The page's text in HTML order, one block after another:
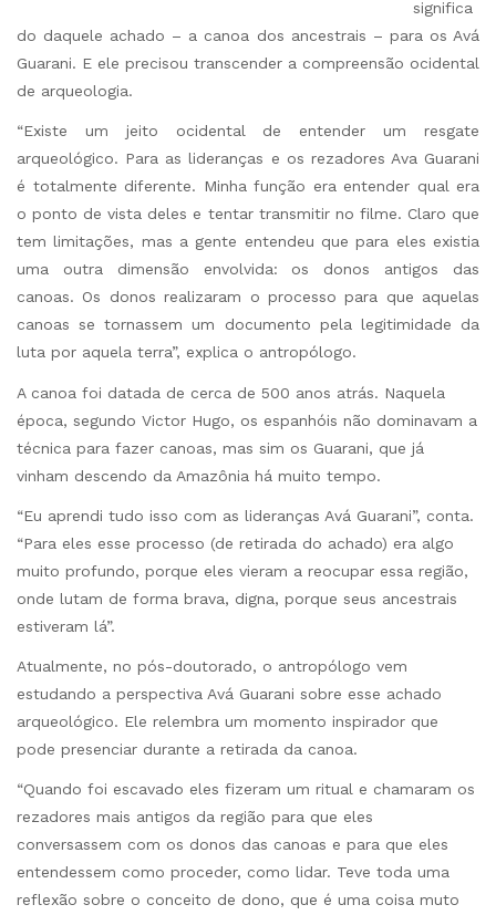
significa
do daquele achado – a canoa dos ancestrais – para os Avá
Guarani. E ele precisou transcender a compreensão ocidental
de arqueologia.
“Existe um jeito ocidental de entender um resgate
arqueológico. Para as lideranças e os rezadores Ava Guarani
é totalmente diferente. Minha função era entender qual era
o ponto de vista deles e tentar transmitir no filme. Claro que
tem limitações, mas a gente entendeu que para eles existia
uma outra dimensão envolvida: os donos antigos das
canoas. Os donos realizaram o processo para que aquelas
canoas se tornassem um documento pela legitimidade da
luta por aquela terra”, explica o antropólogo.
A canoa foi datada de cerca de 500 anos atrás. Naquela
época, segundo Victor Hugo, os espanhóis não dominavam a
técnica para fazer canoas, mas sim os Guarani, que já
vinham descendo da Amazônia há muito tempo.
“Eu aprendi tudo isso com as lideranças Avá Guarani”, conta.
“Para eles esse processo (de retirada do achado) era algo
muito profundo, porque eles vieram a reocupar essa região,
onde lutam de forma brava, digna, porque seus ancestrais
estiveram lá”.
Atualmente, no pós-doutorado, o antropólogo vem
estudando a perspectiva Avá Guarani sobre esse achado
arqueológico. Ele relembra um momento inspirador que
pode presenciar durante a retirada da canoa.
“Quando foi escavado eles fizeram um ritual e chamaram os
rezadores mais antigos da região para que eles
conversassem com os donos das canoas e para que eles
entendessem como proceder, como lidar. Teve toda uma
reflexão sobre o conceito de dono, que é uma coisa muto